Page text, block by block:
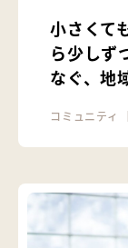
小さくて
ら少しず
なぐ、地
コミュニティ